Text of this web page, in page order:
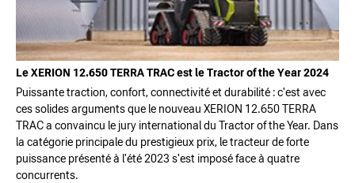
Le XERION 12.650 TERRA TRAC est le Tractor of the Year 2024
Puissante traction, confort, connectivité et durabilité : c'est avec
ces solides arguments que le nouveau XERION 12.650 TERRA
TRAC a convaincu le jury international du Tractor of the Year. Dans
la catégorie principale du prestigieux prix, le tracteur de forte
puissance présenté à l'été 2023 s'est imposé face à quatre
concurrents.